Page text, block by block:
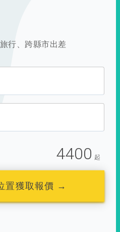
行、跨縣市出差
4400 起
置獲取報價 →